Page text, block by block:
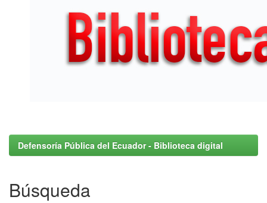
Defensoría Pública del Ecuador - Biblioteca digital
Búsqueda